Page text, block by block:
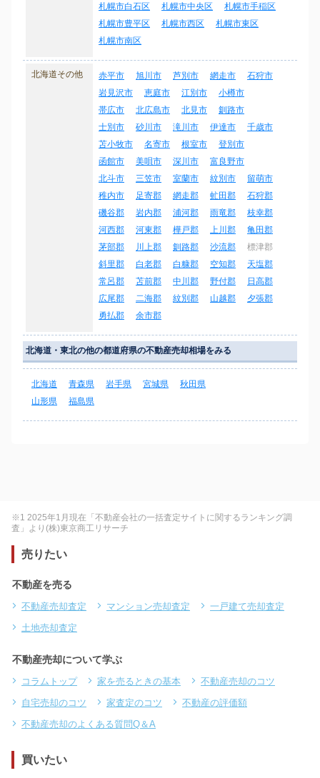
札幌市白石区
札幌市中央区
札幌市手稲区
札幌市豊平区
札幌市西区
札幌市東区
札幌市南区
北海道その他 赤平市 旭川市 芦別市 網走市
石狩市
岩見沢市
恵庭市 江別市
小樽市
帯広市
北広島市 北見市
釧路市
士別市
砂川市 滝川市 伊達市
千歳市
苫小牧市
名寄市 根室市
登別市
函館市
美唄市 深川市
富良野市
北斗市
三笠市 室蘭市 紋別市
留萌市
稚内市
足寄郡 網走郡 虻田郡
石狩郡
磯谷郡
岩内郡 浦河郡 雨竜郡
枝幸郡
河西郡
河東郡 樺戸郡 上川郡
亀田郡
茅部郡
川上郡 釧路郡 沙流郡
標津郡
斜里郡
白老郡 白糠郡 空知郡
天塩郡
常呂郡
苫前郡 中川郡 野付郡
日高郡
広尾郡
二海郡 紋別郡 山越郡
夕張郡
勇払郡
余市郡
北海道・東北の他の都道府県の不動産売却相場をみる
北海道 青森県 岩手県 宮城県
秋田県
山形県
福島県
※1 2025年1月現在「不動産会社の一括査定サイトに関するランキング調
査」より(株)東京商工リサーチ
売りたい
不動産を売る
不動産売却査定 マンション売却査定
一戸建て売却査定
土地売却査定
不動産売却について学ぶ
コラムトップ 家を売るときの基本
不動産売却のコツ
自宅売却のコツ
家査定のコツ
不動産の評価額
不動産売却のよくある質問Q＆A
買いたい